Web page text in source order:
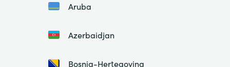
Aruba
Azerbaidjan
Bosnia-Herțegovina